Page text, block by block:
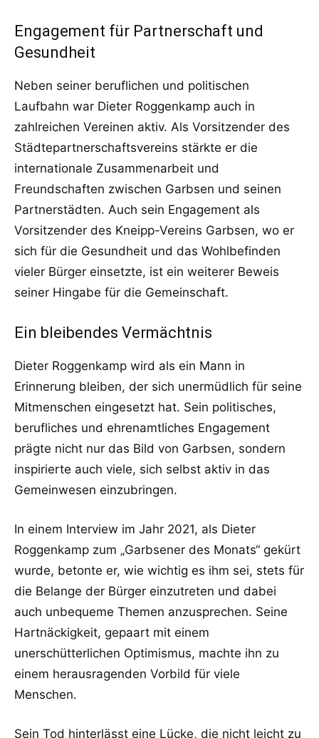
Engagement für Partnerschaft und
Gesundheit
Neben seiner beruflichen und politischen
Laufbahn war Dieter Roggenkamp auch in
zahlreichen Vereinen aktiv. Als Vorsitzender des
Städtepartnerschaftsvereins stärkte er die
internationale Zusammenarbeit und
Freundschaften zwischen Garbsen und seinen
Partnerstädten. Auch sein Engagement als
Vorsitzender des Kneipp-Vereins Garbsen, wo er
sich für die Gesundheit und das Wohlbefinden
vieler Bürger einsetzte, ist ein weiterer Beweis
seiner Hingabe für die Gemeinschaft.
Ein bleibendes Vermächtnis
Dieter Roggenkamp wird als ein Mann in
Erinnerung bleiben, der sich unermüdlich für seine
Mitmenschen eingesetzt hat. Sein politisches,
berufliches und ehrenamtliches Engagement
prägte nicht nur das Bild von Garbsen, sondern
inspirierte auch viele, sich selbst aktiv in das
Gemeinwesen einzubringen.
In einem Interview im Jahr 2021, als Dieter
Roggenkamp zum „Garbsener des Monats“ gekürt
wurde, betonte er, wie wichtig es ihm sei, stets für
die Belange der Bürger einzutreten und dabei
auch unbequeme Themen anzusprechen. Seine
Hartnäckigkeit, gepaart mit einem
unerschütterlichen Optimismus, machte ihn zu
einem herausragenden Vorbild für viele
Menschen.
Sein Tod hinterlässt eine Lücke, die nicht leicht zu